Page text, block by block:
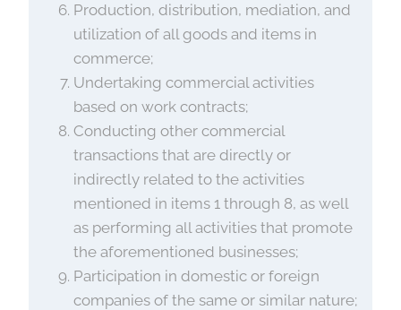
Production, distribution, mediation, and
utilization of all goods and items in
commerce;
Undertaking commercial activities
based on work contracts;
Conducting other commercial
transactions that are directly or
indirectly related to the activities
mentioned in items 1 through 8, as well
as performing all activities that promote
the aforementioned businesses;
Participation in domestic or foreign
companies of the same or similar nature;